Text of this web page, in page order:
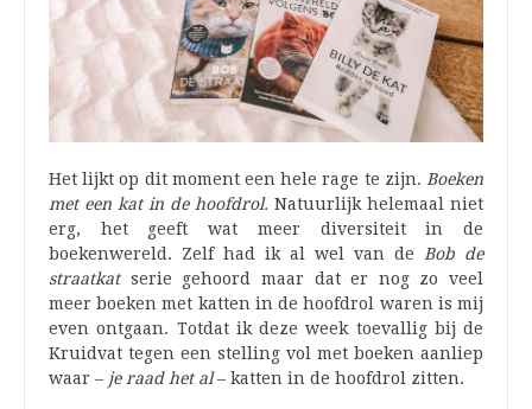
Het lijkt op dit moment een hele rage te zijn. Boeken
met een kat in de hoofdrol. Natuurlijk helemaal niet
erg, het geeft wat meer diversiteit in de
boekenwereld. Zelf had ik al wel van de Bob de
straatkatserie gehoord maar dat er nog zo veel
meer boeken met katten in de hoofdrol waren is mij
even ontgaan. Totdat ik deze week toevallig bij de
Kruidvat tegen een stelling vol met boeken aanliep
waar – je raad het al– katten in de hoofdrol zitten.